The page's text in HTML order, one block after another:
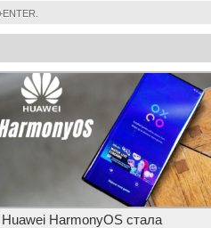
Huawei HarmonyOS стала